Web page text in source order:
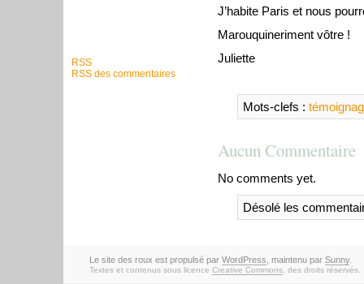
RSS
RSS des commentaires
J’habite Paris et nous
Marouquineriment vôtre !
Juliette
Mots-clefs :
Aucun Commentaire
No comments yet.
Désolé les
Le site des roux est propulsé par WordPress , maintenu par Sunny.
Textes et contenus sous licence Creative Commons, des droits réservés.